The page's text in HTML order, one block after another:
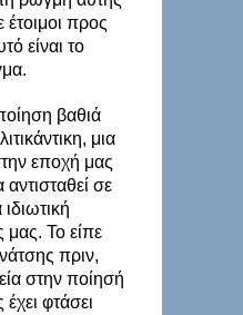
έτοιμοι προς
είναι το
βαθιά
μια
εποχή μας
σε
μας. Το είπε
πριν,
στην ποίησή
φτάσει